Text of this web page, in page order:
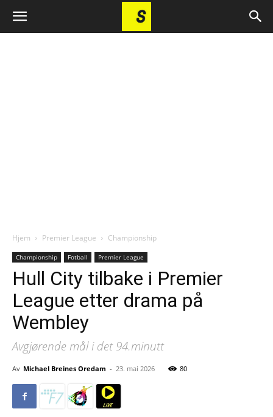
Hjem Premier League Championship
Championship Fotball Premier League
Hull City tilbake i Premier
League etter drama på
Wembley
Avgjørende mål i det 94.minutt
Av Michael Breines Oredam - 23. mai 2026 80